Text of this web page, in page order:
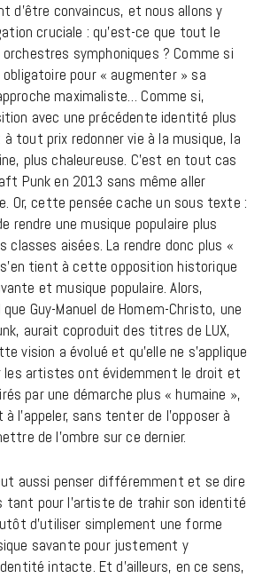
d’être convaincus, et nous allons y
cruciale : qu’est-ce que tout le
symphoniques ? Comme si
pour « augmenter » sa
maximaliste… Comme si,
avec une précédente identité plus
tout prix redonner vie à la musique, la
plus chaleureuse. C’est en tout cas
Punk en 2013 sans même aller
Or, cette pensée cache un sous texte :
rendre une musique populaire plus
classes aisées. La rendre donc plus «
tient à cette opposition historique
et musique populaire. Alors,
que Guy-Manuel de Homem-Christo, une
aurait coproduit des titres de LUX,
vision a évolué et qu’elle ne s’applique
les artistes ont évidemment le droit et
par une démarche plus « humaine »,
l’appeler, sans tenter de l’opposer à
de l’ombre sur ce dernier.
aussi penser différemment et se dire
tant pour l’artiste de trahir son identité
d’utiliser simplement une forme
savante pour justement y
intacte. Et d’ailleurs, en ce sens,